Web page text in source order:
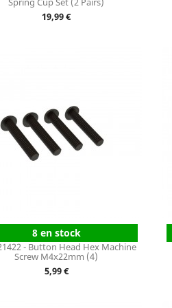
Prix
19,99 €
8 en stock
- Button Head Hex Machine
Screw M4x22mm (4)
Prix
5,99 €